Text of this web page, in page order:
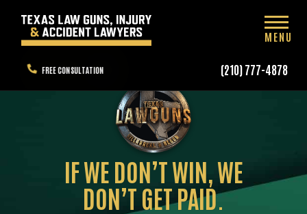
FREE CONSULTATION (210) 777-4878
MENU
IF WE DON’T WIN, WE
DON’T GET PAID.